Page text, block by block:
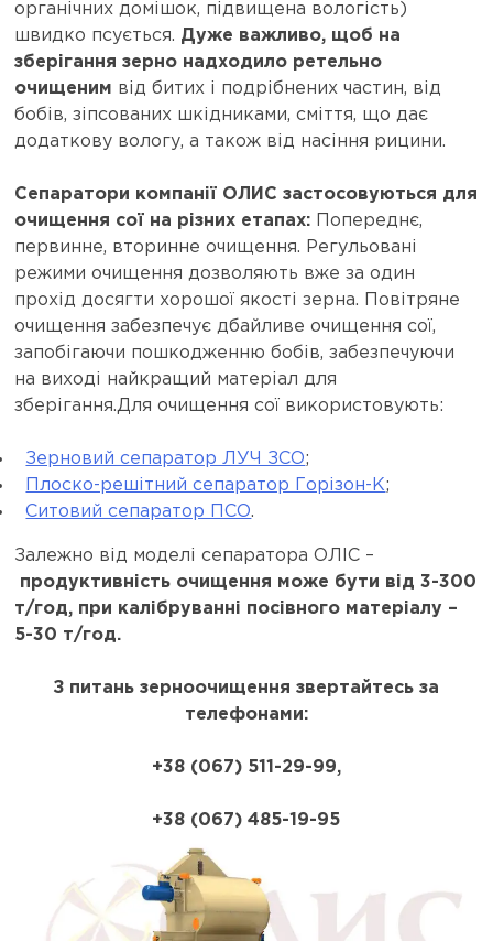
органічних домішок, підвищена вологість)
швидко псується. Дуже важливо, щоб на
зберігання зерно надходило ретельно
очищеним від битих і подрібнених частин, від
бобів, зіпсованих шкідниками, сміття, що дає
додаткову вологу, а також від насіння рицини.
Сепаратори компанії ОЛИС застосовуються для
очищення сої на різних етапах: Попереднє,
первинне, вторинне очищення. Регульовані
режими очищення дозволяють вже за один
прохід досягти хорошої якості зерна. Повітряне
очищення забезпечує дбайливе очищення сої,
запобігаючи пошкодженню бобів, забезпечуючи
на виході найкращий матеріал для
зберігання.Для очищення сої використовують:
Зерновий сепаратор ЛУЧ ЗСО;
Плоско-решітний сепаратор Горізон-К;
Ситовий сепаратор ПСО.
Залежно від моделі сепаратора ОЛІС –
продуктивність очищення може бути від 3-300
т/год, при калібруванні посівного матеріалу –
5-30 т/год.
З питань зерноочищення звертайтесь за
телефонами:
+38 (067) 511-29-99,
+38 (067) 485-19-95